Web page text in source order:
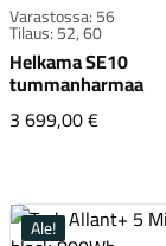
Varastossa: 56
Tilaus: 52, 60
Helkama SE10
tummanharmaa
3 699,00 €
Ale!